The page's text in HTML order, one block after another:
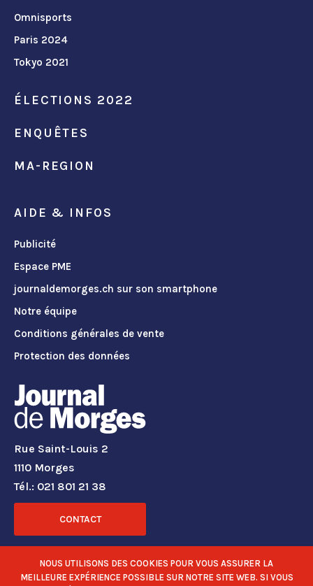
Omnisports
Paris 2024
Tokyo 2021
ÉLECTIONS 2022
ENQUÊTES
MA-REGION
AIDE & INFOS
Publicité
Espace PME
journaldemorges.ch sur son smartphone
Notre équipe
Conditions générales de vente
Protection des données
Rue Saint-Louis 2
1110 Morges
Tél.: 021 801 21 38
CONTACT
RÉSEAUX SOCIAUX
NOUS UTILISONS DES COOKIES POUR VOUS ASSURER LA
MEILLEURE EXPÉRIENCE POSSIBLE SUR NOTRE SITE WEB. SI VOUS